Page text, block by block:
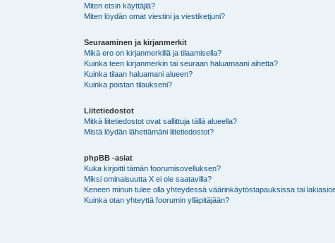
Miten etsin käyttäjiä?
Miten löydän omat viestini ja viestiketjuni?
Seuraaminen ja kirjanmerkit
Mikä ero on kirjanmerkillä ja tilaamisella?
Kuinka teen kirjanmerkin tai seuraan haluamaani aihetta?
Kuinka tilaan haluamani alueen?
Kuinka poistan tilaukseni?
Liitetiedostot
Mitkä liitetiedostot ovat sallittuja tällä alueella?
Mistä löydän lähettämäni liitetiedostot?
phpBB -asiat
Kuka kirjoitti tämän foorumisovelluksen?
Miksi ominaisuutta X ei ole saatavilla?
Keneen minun tulee olla yhteydessä väärinkäytöstapauksissa tai
Kuinka otan yhteyttä foorumin ylläpitäjään?